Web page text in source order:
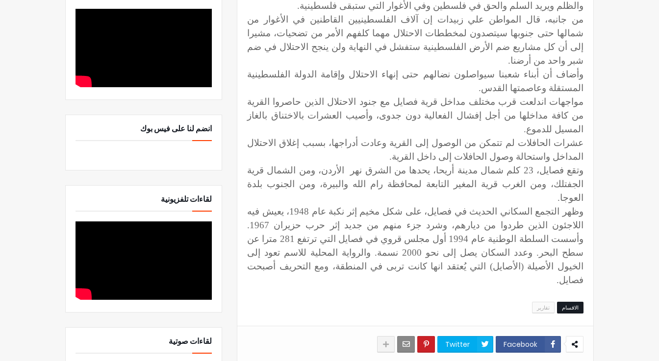
والظلم ويريد السلم والحق في فلسطين وفي الأغوار التي ستبقى فلسطينية.
من جانبه، قال المواطن علي زبيدات إن آلاف الفلسطينيين القاطنين في الأغوار من
شمالها حتى جنوبها سيتصدون لمخططات الاحتلال مهما كلفهم الأمر من تضحيات، مشيرا
إلى أن كل مشاريع ضم الأرض الفلسطينية ستفشل في النهاية ولن ينجح الاحتلال في ضم
شبر واحد من أرضنا.
وأضاف أن أبناء شعبنا سيواصلون نضالهم حتى إنهاء الاحتلال وإقامة الدولة الفلسطينية
المستقلة وعاصمتها القدس.
مواجهات اندلعت قرب مختلف مداخل قرية فصايل مع جنود الاحتلال الذين حاصروا القرية
من كافة مداخلها من أجل إفشال الفعالية دون جدوى، وأصيب العشرات بالاختناق بالغاز
المسيل للدموع.
عشرات الحافلات لم تتمكن من الوصول إلى القرية وعادت أدراجها، بسبب إغلاق الاحتلال
المداخل واستحالة وصول الحافلات إلى داخل القرية.
وتقع فصايل، 23 كلم شمال مدينة أريحا، يحدها من الشرق نهر
الأردن، ومن الشمال قرية
الجفتلك، ومن الغرب قرية المغير التابعة لمحافظة رام الله والبيرة، ومن الجنوب بلدة
العوجا.
وظهر التجمع السكاني الحديث في فصايل، على شكل مخيم إثر نكبة عام 1948، يعيش فيه
اللاجئون الذين طردوا من ديارهم، وشرد جزء منهم من جديد إثر حرب حزيران 1967.
وأسست السلطة الوطنية عام 1994 أول مجلس قروي في فصايل التي ترتفع 281 مترا عن
سطح البحر. وعدد السكان يصل إلى نحو 2000 نسمة. والرواية المحلية للاسم تعود إلى
الخيول الأصيلة (الأصايل) التي يُعتقد انها كانت تربى في المنطقة، ومع التحريف أصبحت
فصايل.
الاقسام تقارير
Facebook
Twitter
انضم لنا على فيس بوك
لقاءات تلفزيونية
لقاءات صوتية